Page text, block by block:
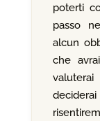
poterti
passo
alcun
che